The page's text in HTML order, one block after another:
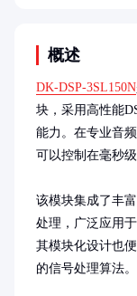
概述
DK-DSP-3SL150N
块，采用高性能
能力。在专业音
可以控制在毫秒
该模块集成了丰
处理，广泛应用
其模块化设计也
的信号处理算法。